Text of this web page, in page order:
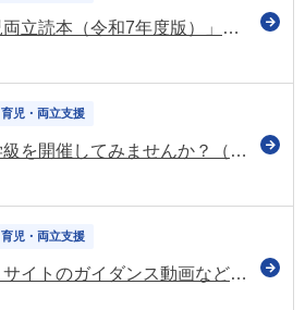
「父親の仕事と育児両立読本（令和7年度版）」を公表（厚労省）
育児・両立支援
社内で企業版両親学級を開催してみませんか？（共育（トモイク）プロジェクト）
育児・両立支援
両立支援のひろば サイトのガイダンス動画などを公表